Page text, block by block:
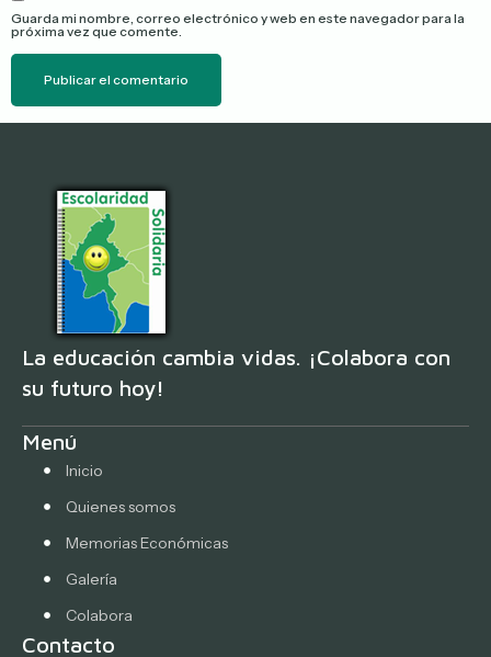
Guarda mi nombre, correo electrónico y web en este navegador para la
próxima vez que comente.
La educación cambia vidas. ¡Colabora con
su futuro hoy!
Menú
Inicio
Quienes somos
Memorias Económicas
Galería
Colabora
Contacto